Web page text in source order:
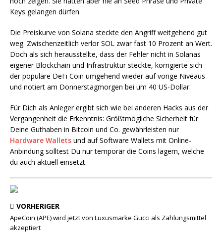
Keys gelangen dürfen.
Die Preiskurve von Solana steckte den Angriff weitgehend gut
weg. Zwischenzeitlich verlor SOL zwar fast 10 Prozent an Wert.
Doch als sich herausstellte, dass der Fehler nicht in Solanas
eigener Blockchain und Infrastruktur steckte, korrigierte sich
der populäre DeFi Coin umgehend wieder auf vorige Niveaus
und notiert am Donnerstagmorgen bei um 40 US-Dollar.
Für Dich als Anleger ergibt sich wie bei anderen Hacks aus der
Vergangenheit die Erkenntnis: Größtmögliche Sicherheit für
Deine Guthaben in Bitcoin und Co. gewährleisten nur
Hardware Wallets und auf Software Wallets mit Online-
Anbindung solltest Du nur temporär die Coins lagern, welche
du auch aktuell einsetzt.
VORHERIGER
ApeCoin (APE) wird jetzt von Luxusmarke Gucci als Zahlungsmittel
akzeptiert